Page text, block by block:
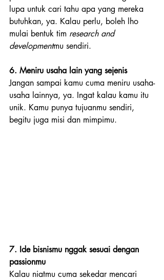
lupa untuk cari tahu apa yang mereka
butuhkan, ya. Kalau perlu, boleh lho
mulai bentuk tim research and
developmentmu sendiri.
6. Meniru usaha lain yang sejenis
Jangan sampai kamu cuma meniru usaha-
usaha lainnya, ya. Ingat kalau kamu itu
unik. Kamu punya tujuanmu sendiri,
begitu juga misi dan mimpimu.
7. Ide bisnismu nggak sesuai dengan
passionmu
Kalau niatmu cuma sekedar mencari